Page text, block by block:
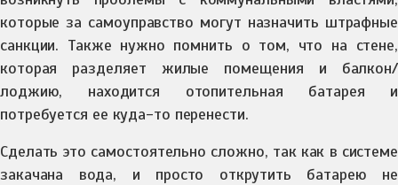
которые за самоуправство могут назначить штрафные
санкции. Также нужно помнить о том, что на стене,
которая разделяет жилые помещения и балкон/
лоджию, находится отопительная батарея и
потребуется ее куда-то перенести.
Сделать это самостоятельно сложно, так как в системе
закачана вода, и просто открутить батарею не